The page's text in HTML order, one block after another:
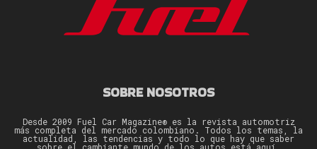
SOBRE NOSOTROS
Desde 2009 Fuel Car Magazine® es la revista automotriz
más completa del mercado colombiano. Todos los temas, la
actualidad, las tendencias y todo lo que hay que saber